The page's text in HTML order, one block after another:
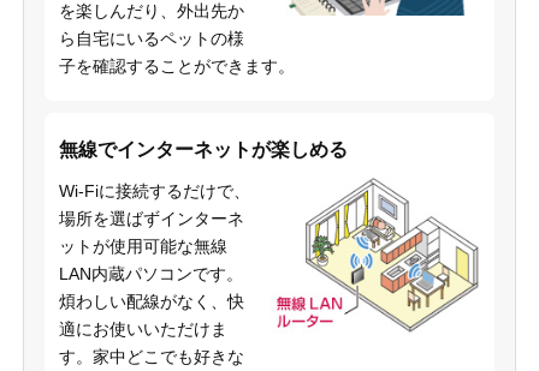
を楽しんだり、外出先か
ら自宅にいるペットの様
子を確認することができます。
無線でインターネットが楽しめる
Wi-Fiに接続するだけで、
場所を選ばずインターネ
ットが使用可能な無線
LAN内蔵パソコンです。
煩わしい配線がなく、快
適にお使いいただけま
す。家中どこでも好きな